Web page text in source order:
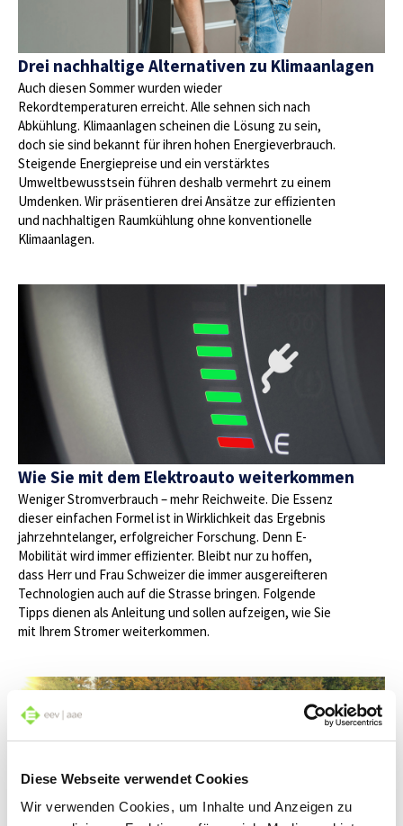
Diese Webseite verwendet Cookies
Wir verwenden Cookies, um Inhalte und Anzeigen zu
Drei nachhaltige Alternativen zu Klimaanlagen
Auch diesen Sommer wurden wieder
Rekordtemperaturen erreicht. Alle sehnen sich nach
Abkühlung. Klimaanlagen scheinen die Lösung zu sein,
doch sie sind bekannt für ihren hohen Energieverbrauch.
Steigende Energiepreise und ein verstärktes
Umweltbewusstsein führen deshalb vermehrt zu einem
Umdenken. Wir präsentieren drei Ansätze zur effizienten
und nachhaltigen Raumkühlung ohne konventionelle
Klimaanlagen.
Wie Sie mit dem Elektroauto weiterkommen
Weniger Stromverbrauch – mehr Reichweite. Die Essenz
dieser einfachen Formel ist in Wirklichkeit das Ergebnis
jahrzehntelanger, erfolgreicher Forschung. Denn E-
Mobilität wird immer effizienter. Bleibt nur zu hoffen,
dass Herr und Frau Schweizer die immer ausgereifteren
Technologien auch auf die Strasse bringen. Folgende
Tipps dienen als Anleitung und sollen aufzeigen, wie Sie
mit Ihrem Stromer weiterkommen.